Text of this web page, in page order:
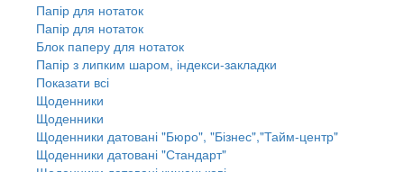
Папір для нотаток
Папір для нотаток
Блок паперу для нотаток
Папір з липким шаром, індекси-закладки
Показати всі
Щоденники
Щоденники
Щоденники датовані "Бюро", "Бізнес","Тайм-центр"
Щоденники датовані "Стандарт"